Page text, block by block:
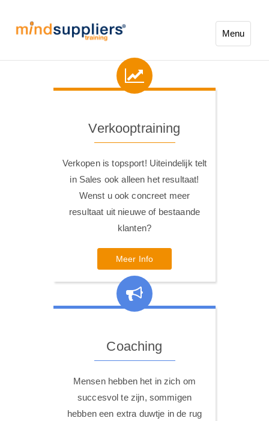
Menu
Verkooptraining
Verkopen is topsport! Uiteindelijk telt
in Sales ook alleen het resultaat!
Wenst u ook concreet meer
resultaat uit nieuwe of bestaande
klanten?
Meer Info
Coaching
Mensen hebben het in zich om
succesvol te zijn, sommigen
hebben een extra duwtje in de rug